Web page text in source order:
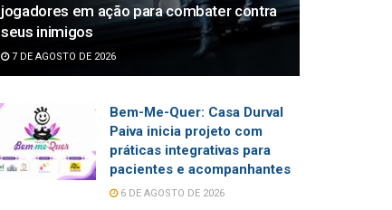
jogadores em ação para combater contra
seus inimigos
7 DE AGOSTO DE 2026
Bem-Me-Quer: Casa Durval
Paiva inicia projeto com
práticas integrativas para
pacientes e acompanhantes
6 DE AGOSTO DE 2026